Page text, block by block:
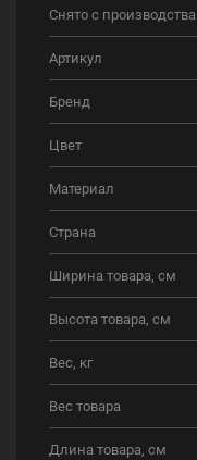
Снято с производства
Артикул
Бренд
Цвет
Материал
Страна
Ширина товара, см
Высота товара, см
Вес, кг
Вес товара
Длина товара, см